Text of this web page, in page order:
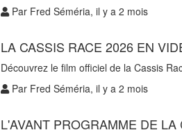
Par Fred Séméria, il y a 2 mois
LA CASSIS RACE 2026 EN
Découvrez le film officiel de la Cassis
Par Fred Séméria, il y a 2 mois
L'AVANT PROGRAMME DE